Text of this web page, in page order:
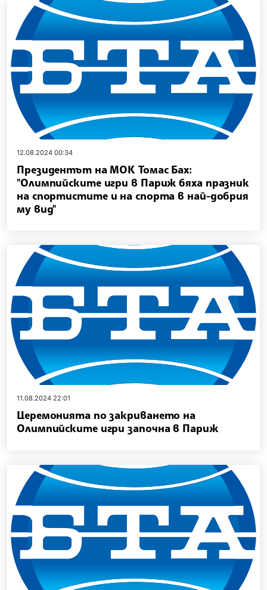
12.08.2024 00:34
Президентът на МОК Томас Бах:
"Олимпийските игри в Париж бяха празник
на спортистите и на спорта в най-добрия
му вид"
11.08.2024 22:01
Церемонията по закриването на
Олимпийските игри започна в Париж